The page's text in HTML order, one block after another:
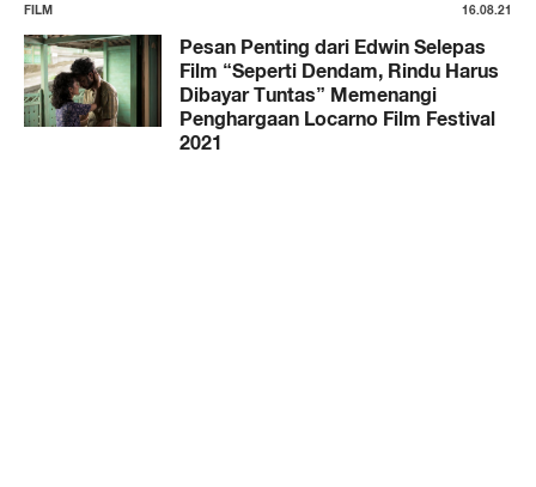
FILM 16.08.21
Pesan Penting dari Edwin Selepas
Film “Seperti Dendam, Rindu Harus
Dibayar Tuntas” Memenangi
Penghargaan Locarno Film Festival
2021